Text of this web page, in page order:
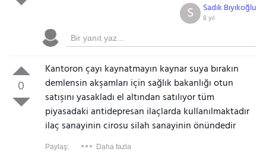
Sadık Bıyıkoğlu
8 yıl
S
0
Kantoron çayı kaynatmayın kaynar suya bırakın
demlensin akşamları için sağlık bakanlığı otun
satışını yasakladı el altından satılıyor tüm
piyasadaki antidepresan ilaçlarda kullanılmaktadır
ilaç sanayinin cirosu silah sanayinin önündedir
Paylaş: Daha fazla